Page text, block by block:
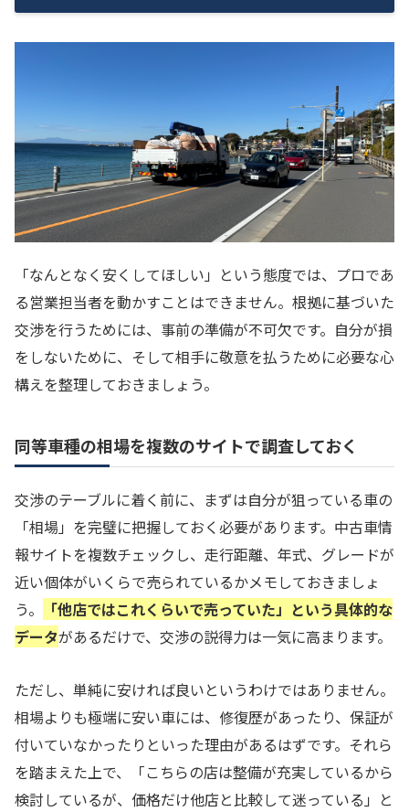
「なんとなく安くしてほしい」という態度では、プロであ
る営業担当者を動かすことはできません。根拠に基づいた
交渉を行うためには、事前の準備が不可欠です。自分が損
をしないために、そして相手に敬意を払うために必要な心
構えを整理しておきましょう。
同等車種の相場を複数のサイトで調査しておく
交渉のテーブルに着く前に、まずは自分が狙っている車の
「相場」を完璧に把握しておく必要があります。中古車情
報サイトを複数チェックし、走行距離、年式、グレードが
近い個体がいくらで売られているかメモしておきましょ
う。
「他店ではこれくらいで売っていた」という具体的な
データがあるだけで、交渉の説得力は一気に高まります。
ただし、単純に安ければ良いというわけではありません。
相場よりも極端に安い車には、修復歴があったり、保証が
付いていなかったりといった理由があるはずです。それら
を踏まえた上で、「こちらの店は整備が充実しているから
検討しているが、価格だけ他店と比較して迷っている」と